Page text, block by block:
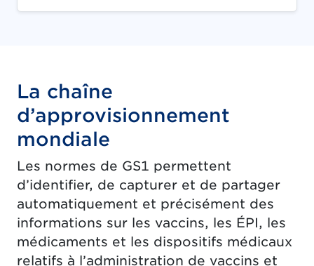
La chaîne
d’approvisionnement
mondiale
Les normes de GS1 permettent
d’identifier, de capturer et de partager
automatiquement et précisément des
informations sur les vaccins, les ÉPI, les
médicaments et les dispositifs médicaux
relatifs à l’administration de vaccins et